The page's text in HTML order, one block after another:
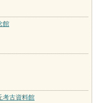
館
考古資料館